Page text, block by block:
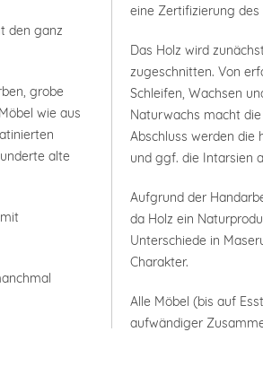
den ganz
grobe
wie aus
alte
eine Zertifizierung des
Das Holz wird
zugeschnitten. Von
Schleifen, Wachsen
Naturwachs macht
Abschluss werden die
und ggf. die Intarsien
Aufgrund der
da Holz ein
Unterschiede in
Charakter.
Alle Möbel (bis auf
aufwändiger